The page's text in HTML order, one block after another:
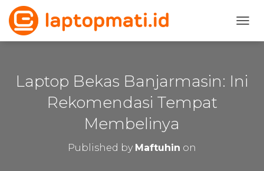
O
L
E
Laptop Bekas Banjarmasin: Ini
Rekomendasi Tempat
Membelinya
Published by Maftuhin on